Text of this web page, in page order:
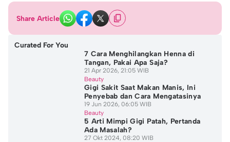
Share Article
Curated For You
7 Cara Menghilangkan Henna di
Tangan, Pakai Apa Saja?
21 Apr 2026, 21:05 WIB
Beauty
Gigi Sakit Saat Makan Manis, Ini
Penyebab dan Cara Mengatasinya
19 Jun 2026, 06:05 WIB
Beauty
5 Arti Mimpi Gigi Patah, Pertanda
Ada Masalah?
27 Okt 2024, 08:20 WIB